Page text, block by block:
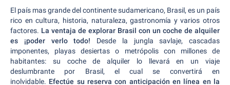
El país mas grande del continente sudamericano, Brasil, es un país
rico en cultura, historia, naturaleza, gastronomía y varios otros
factores. La ventaja de explorar Brasil con un coche de alquiler
es ¡poder verlo todo! Desde la jungla savlaje, cascadas
imponentes, playas desiertas o metrópolis con millones de
habitantes: su coche de alquiler lo llevará en un viaje
deslumbrante por Brasil, el cual se convertirá en
inolvidable. Efectúe su reserva con anticipación en línea en la